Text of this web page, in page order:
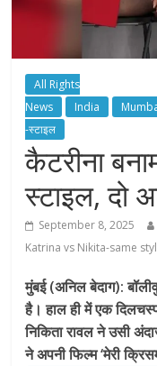
All Rights
News
India
-स्टाइल
कैटरीना
स्टाइल, दो
September 8, 2025
Katrina vs Nikita-same
मुंबई (अनिल बेदाग):
है। हाल ही में एक
निकिता रावल ने उसी
ने अपनी फिल्म ‘मेरी